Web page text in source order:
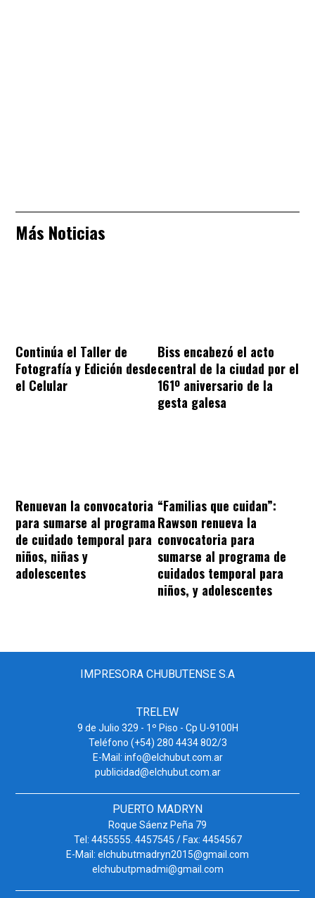
Más Noticias
Continúa el Taller de
Fotografía y Edición desde
el Celular
Biss encabezó el acto
central de la ciudad por el
161º aniversario de la
gesta galesa
Renuevan la convocatoria
para sumarse al programa
de cuidado temporal para
niños, niñas y
adolescentes
“Familias que cuidan”:
Rawson renueva la
convocatoria para
sumarse al programa de
cuidados temporal para
niños, y adolescentes
IMPRESORA CHUBUTENSE S.A
TRELEW
9 de Julio 329 - 1º Piso - Cp U-9100H
Teléfono (+54) 280 4434 802/3
E-Mail: info@elchubut.com.ar
publicidad@elchubut.com.ar
PUERTO MADRYN
Roque Sáenz Peña 79
Tel: 4455555. 4457545 / Fax: 4454567
E-Mail: elchubutmadryn2015@gmail.com
elchubutpmadmi@gmail.com